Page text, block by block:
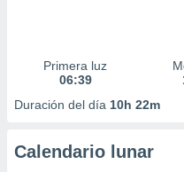
Primera luz
06:39
Duración del día 10h 22m
Calendario lunar